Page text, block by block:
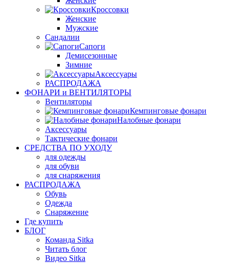
Кроссовки
Женские
Мужские
Сандалии
Сапоги
Демисезонные
Зимние
Аксессуары
РАСПРОДАЖА
ФОНАРИ и ВЕНТИЛЯТОРЫ
Вентиляторы
Кемпинговые фонари
Налобные фонари
Аксессуары
Тактические фонари
СРЕДСТВА ПО УХОДУ
для одежды
для обуви
для снаряжения
РАСПРОДАЖА
Обувь
Одежда
Снаряжение
Где купить
БЛОГ
Команда Sitka
Читать блог
Видео Sitka